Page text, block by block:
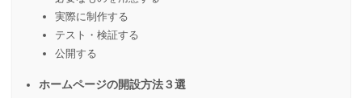
実際に制作する
テスト・検証する
公開する
ホームページの開設方法３選